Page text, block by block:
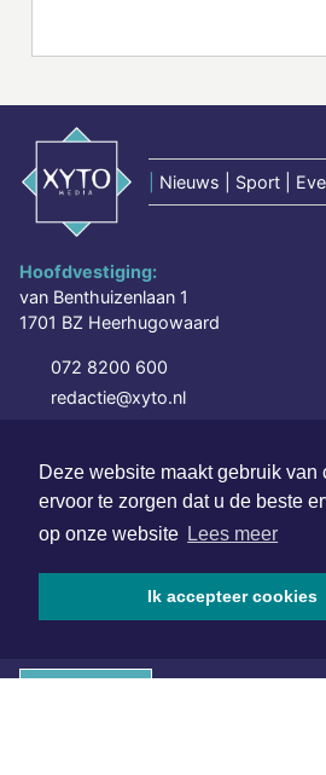
Deze website maakt gebruik van
ervoor te zorgen dat u de beste
op onze website Lees meer
Ik accepteer cookies
Nieuws | Sport |
Hoofdvestiging:
van Benthuizenlaan 1
1701 BZ Heerhugowaard
072 8200 600
redactie@xyto.nl
SOCIAL MEDIA
Schrijf je in voor onze nieuwsbrief en